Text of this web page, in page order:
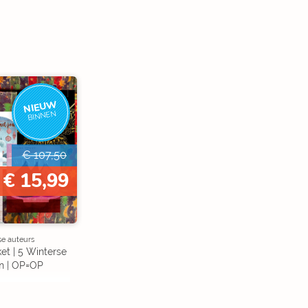
NIEUW
BINNEN
€ 107,50
€ 15,99
auteurs
| 5 Winterse
| OP=OP